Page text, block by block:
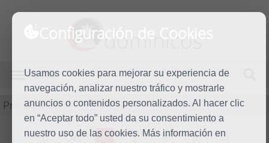
Configuración de Cookies
Usamos cookies para mejorar su experiencia de
navegación, analizar nuestro tráfico y mostrarle
anuncios o contenidos personalizados. Al hacer clic
en “Aceptar todo” usted da su consentimiento a
nuestro uso de las cookies. Más información en
dominicos
MENÚ
Predicación
L M X J V S D